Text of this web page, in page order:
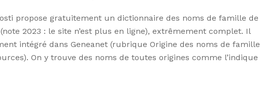
propose gratuitement un dictionnaire des noms de famille de
2023 : le site n’est plus en ligne), extrêmement complet. Il
intégré dans Geneanet (rubrique Origine des noms de famille
On y trouve des noms de toutes origines comme l’indique